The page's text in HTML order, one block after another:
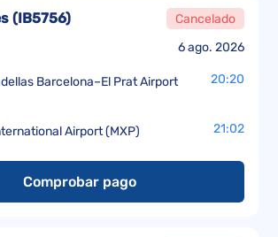
6 ago. 2026
(IB5756) Cancelado
Barcelona–El Prat Airport
20:20
Airport (MXP) 21:02
Comprobar pago